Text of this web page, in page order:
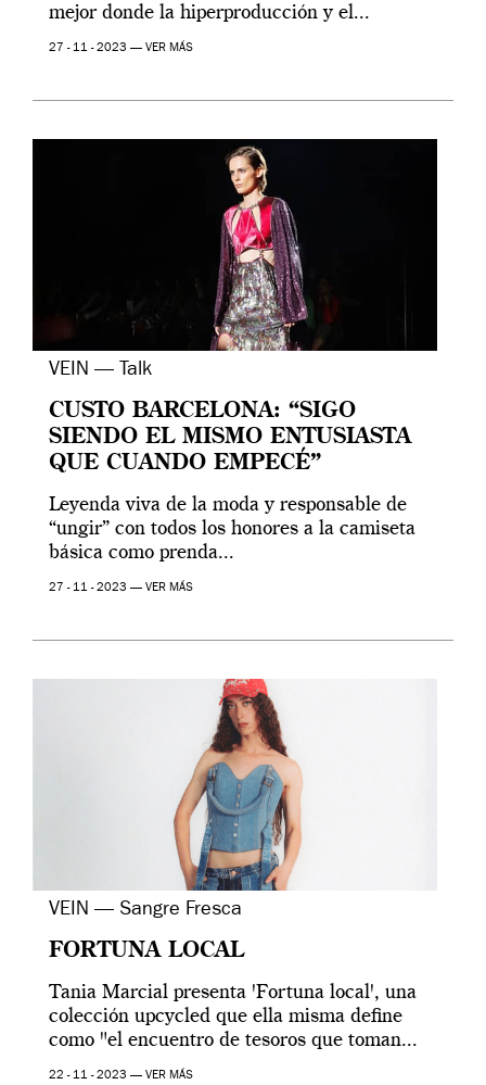
mejor donde la hiperproducción y el...
27 - 11 - 2023 — VER MÁS
VEIN — Talk
CUSTO BARCELONA: “SIGO
SIENDO EL MISMO ENTUSIASTA
QUE CUANDO EMPECÉ”
Leyenda viva de la moda y responsable de
“ungir” con todos los honores a la camiseta
básica como prenda...
27 - 11 - 2023 — VER MÁS
VEIN — Sangre Fresca
FORTUNA LOCAL
Tania Marcial presenta 'Fortuna local', una
colección upcycled que ella misma define
como "el encuentro de tesoros que toman...
22 - 11 - 2023 — VER MÁS